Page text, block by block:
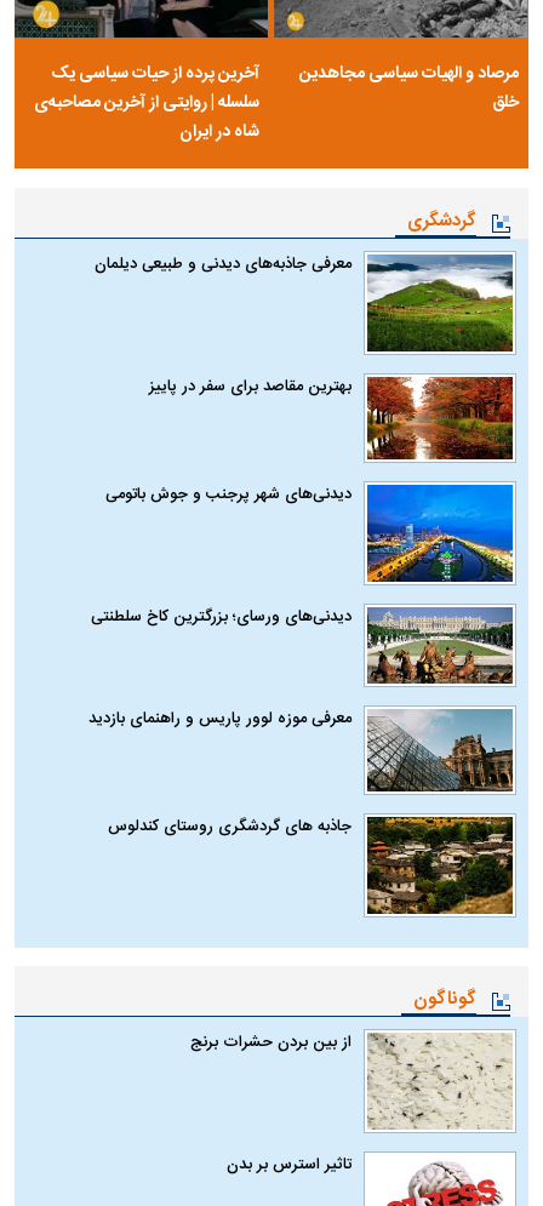
مرصاد و الهیات سیاسی مجاهدین
خلق
آخرین پرده از حیات سیاسی یک
سلسله | روایتی از آخرین مصاحبه‌ی
شاه در ایران
گردشگری
معرفی جاذبه‌های دیدنی و طبیعی دیلمان
بهترین مقاصد برای سفر در پاییز
دیدنی‌های شهر پرجنب و جوش باتومی
دیدنی‌های ورسای؛ بزرگترین کاخ سلطنتی
معرفی موزه لوور پاریس و راهنمای بازدید
جاذبه های گردشگری روستای کندلوس
گوناگون
از بین بردن حشرات برنج
تاثیر استرس بر بدن